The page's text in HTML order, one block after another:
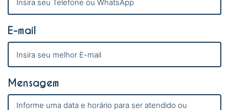
E-mail
Mensagem